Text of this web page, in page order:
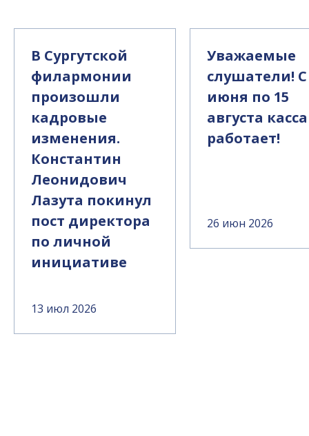
В Сургутской
филармонии
произошли
кадровые
изменения.
Константин
Леонидович
Лазута покинул
пост директора
по личной
инициативе
13 июл 2026
Уважаемые
слушатели! С
июня по 15
августа
работает!
26 июн 2026